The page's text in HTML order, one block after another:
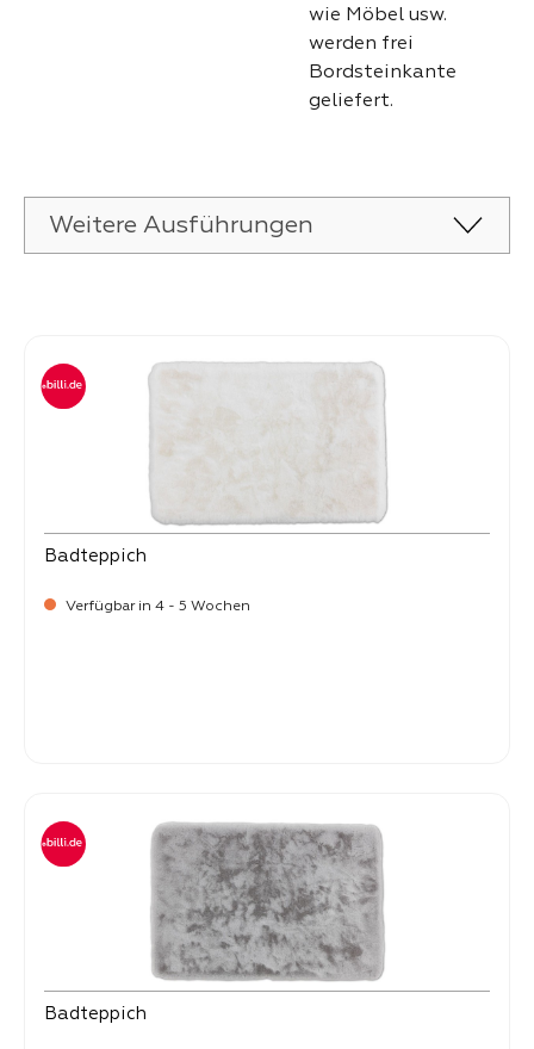
wie Möbel usw.
werden frei
Bordsteinkante
geliefert.
Weitere Ausführungen
Badteppich
Verfügbar in 4 - 5 Wochen
Badteppich